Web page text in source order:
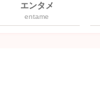
エンタメ
entame